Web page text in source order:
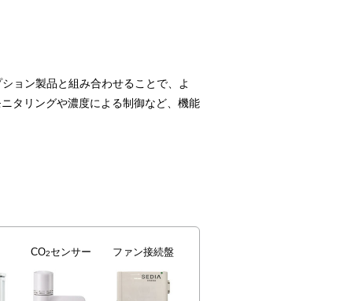
ョン製品と組み合わせることで、よ
タリングや濃度による制御など、機能
CO2センサー ファン接続盤